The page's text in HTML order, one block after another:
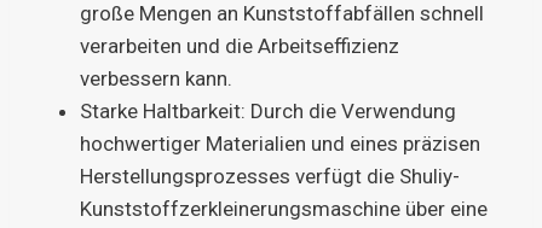
große Mengen an Kunststoffabfällen schnell
verarbeiten und die Arbeitseffizienz
verbessern kann.
Starke Haltbarkeit: Durch die Verwendung
hochwertiger Materialien und eines präzisen
Herstellungsprozesses verfügt die Shuliy-
Kunststoffzerkleinerungsmaschine über eine